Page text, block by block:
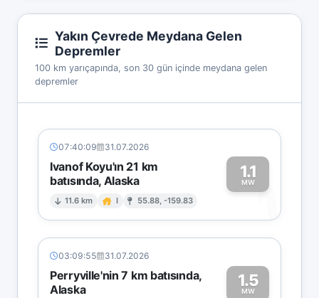
Yakın Çevrede Meydana Gelen
Depremler
100 km yarıçapında, son 30 gün içinde meydana gelen
depremler
07:40:09 31.07.2026
Ivanof Koyu'ın 21 km
batısında, Alaska
11.6 km I 55.88, -159.83
1.1
MW1
03:09:55 31.07.2026
Perryville'nin 7 km batısında,
Alaska
1.5
MW